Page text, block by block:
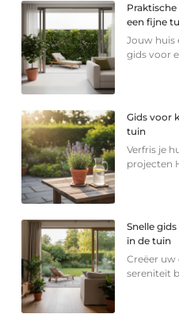
een fijne
Jouw huis
gids voor
Gids voor
tuin
Verfris je
projecten
Snelle
in de tuin
Creëer uw
sereniteit